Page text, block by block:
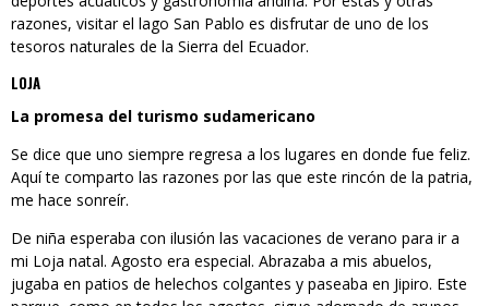
razones, visitar el lago San Pablo es disfrutar de uno de los
tesoros naturales de la Sierra del Ecuador.
LOJA
La promesa del turismo sudamericano
Se dice que uno siempre regresa a los lugares en donde fue feliz.
Aquí te comparto las razones por las que este rincón de la patria,
me hace sonreír.
De niña esperaba con ilusión las vacaciones de verano para ir a
mi Loja natal. Agosto era especial. Abrazaba a mis abuelos,
jugaba en patios de helechos colgantes y paseaba en Jipiro. Este